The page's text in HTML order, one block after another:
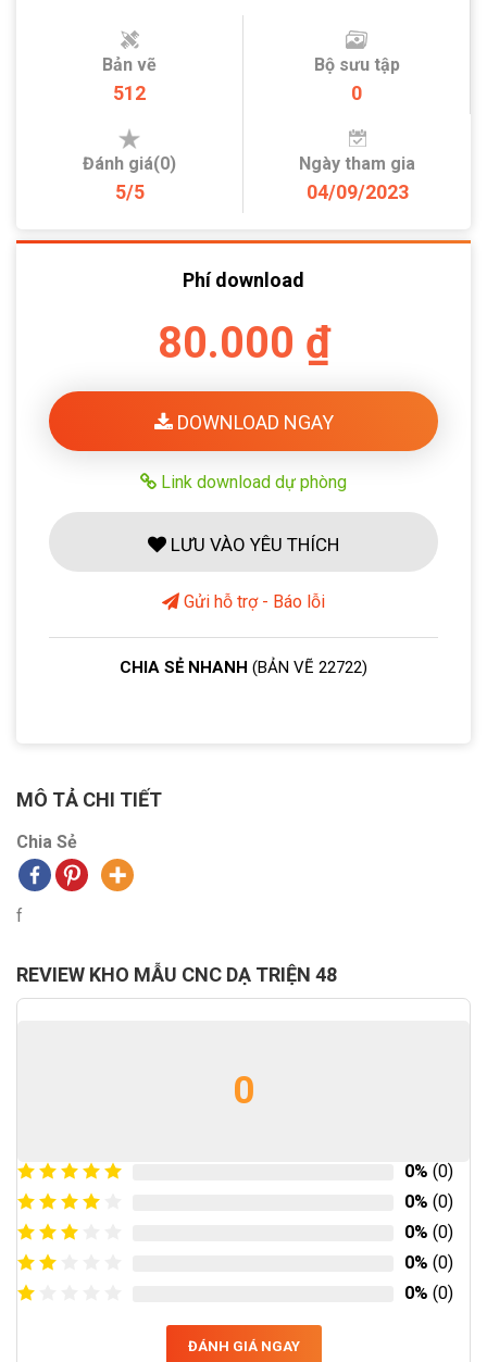
Bản vẽ
512
Bộ sưu tập
0
Đánh giá(0)
5/5
Ngày tham gia
04/09/2023
Phí download
80.000 ₫
DOWNLOAD NGAY
Link download dự phòng
LƯU VÀO YÊU THÍCH
Gửi hỗ trợ - Báo lỗi
CHIA SẺ NHANH (BẢN VẼ 22722)
MÔ TẢ CHI TIẾT
Chia Sẻ
f
REVIEW KHO MẪU CNC DẠ TRIỆN 48
0
0% (0)
0% (0)
0% (0)
0% (0)
0% (0)
ĐÁNH GIÁ NGAY